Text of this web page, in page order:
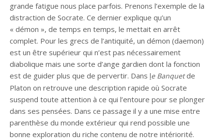
grande fatigue nous place parfois. Prenons l’exemple de la
distraction de Socrate. Ce dernier explique qu’un
« démon », de temps en temps, le mettait en arrêt
complet. Pour les grecs de l’antiquité, un démon (daemon)
est un être supérieur qui n’est pas nécessairement
diabolique mais une sorte d’ange gardien dont la fonction
est de guider plus que de pervertir. Dans le Banquetde
Platon on retrouve une description rapide où Socrate
suspend toute attention à ce qui l’entoure pour se plonger
dans ses pensées. Dans ce passage il y a une mise entre
parenthèse du monde extérieur qui rend possible une
bonne exploration du riche contenu de notre intériorité.